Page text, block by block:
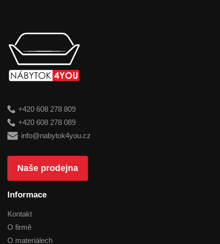
+420 608 278 809
+420 608 278 089
info@nabytok4you.cz
Naše prodejna
Informace
Kontakt
O firmě
O materiálech